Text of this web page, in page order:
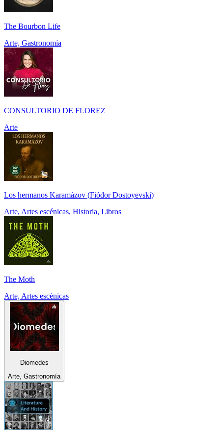
The Bourbon Life
Arte, Gastronomía
CONSULTORIO DE FLOREZ
Arte
Los hermanos Karamázov (Fiódor Dostoyevski)
Arte, Artes escénicas, Historia, Libros
The Moth
Arte, Artes escénicas
Diomedes
Arte, Gastronomía